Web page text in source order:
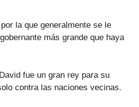
la que generalmente se le
más grande que haya
fue un gran rey para su
contra las naciones vecinas.